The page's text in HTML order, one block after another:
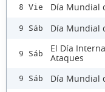
8 Vie Día Mundial
9 Sáb Día Mundial
9 Sáb
El Día
Ataques
9 Sáb Día Mundial